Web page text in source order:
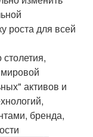
роста для всей
активов и
бренда,